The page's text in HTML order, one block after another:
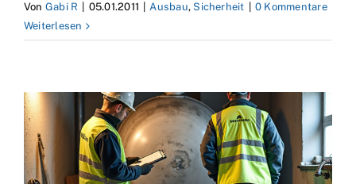
Von Gabi R 05.01.2011 Ausbau, Sicherheit
0 Kommentare
Weiterlesen